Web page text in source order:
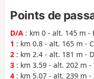
Points de
D/A : km 0 - alt. 145 m
1 : km 0.8 - alt. 165 m -
2 : km 2.4 - alt. 181 m -
3 : km 3.59 - alt. 202 m
4 : km 5.07 - alt. 239 m